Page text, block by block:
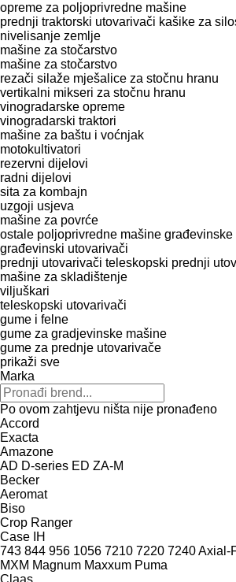
opreme za poljoprivredne mašine
prednji traktorski utovarivači kašike za
nivelisanje zemlje
mašine za stočarstvo
mašine za stočarstvo
rezači silaže mješalice za stočnu hranu
vertikalni mikseri za stočnu hranu
vinogradarske opreme
vinogradarski traktori
mašine za baštu i voćnjak
motokultivatori
rezervni dijelovi
radni dijelovi
sita za kombajn
uzgoji usjeva
mašine za povrće
ostale poljoprivredne mašine građevinske
građevinski utovarivači
prednji utovarivači teleskopski prednji
mašine za skladištenje
viljuškari
teleskopski utovarivači
gume i felne
gume za gradjevinske mašine
gume za prednje utovarivače
prikaži sve
Marka
Po ovom zahtjevu ništa nije pronađeno
Accord
Exacta
Amazone
AD D-series ED ZA-M
Becker
Aeromat
Biso
Crop Ranger
Case IH
743 844 956 1056 7210 7220 7240Axial-
MXM Magnum Maxxum Puma
Claas